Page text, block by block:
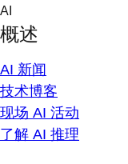
Skip
content
AI
概述
AI 新闻
技术博客
现场 AI 活动
了解 AI 推理